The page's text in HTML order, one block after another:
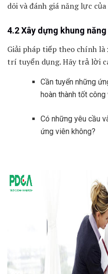
dõi và đánh giá năng lực
4.2 Xây dựng khung
Giải pháp tiếp theo chính
trí tuyển dụng. Hãy trả lời
Cần tuyển những
hoàn thành tốt công
Có những yêu cầu
ứng viên không?